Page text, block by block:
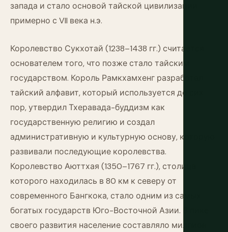
запада и стало основой тайской цивилизации
примерно с VII века н.э.
Королевство Сукхотай (1238–1438 гг.) считается
основателем того, что позже стало тайским
государством. Король Рамкхамхенг разработал
тайский алфавит, который используется до сих
пор, утвердил Тхеравада-буддизм как
государственную религию и создал
административную и культурную основу, которую
развивали последующие королевства.
Королевство Аюттхая (1350–1767 гг.), столица
которого находилась в 80 км к северу от
современного Бангкока, стало одним из самых
богатых государств Юго-Восточной Азии. В пике
своего развития население составляло миллион